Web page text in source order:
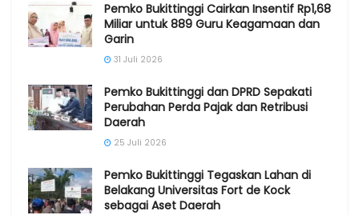
Pemko Bukittinggi Cairkan Insentif Rp1,68
Miliar untuk 889 Guru Keagamaan dan
Garin
31 Juli 2026
Pemko Bukittinggi dan DPRD Sepakati
Perubahan Perda Pajak dan Retribusi
Daerah
25 Juli 2026
Pemko Bukittinggi Tegaskan Lahan di
Belakang Universitas Fort de Kock
sebagai Aset Daerah